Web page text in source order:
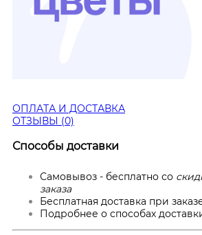
ОПЛАТА И ДОСТАВКА
ОТЗЫВЫ (0)
Способы доставки
Самовывоз - бесплатно со
заказа
Бесплатная доставка при
Подробнее о способах